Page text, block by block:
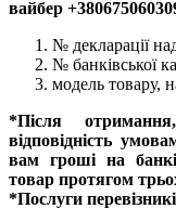
вайбер
№ декларації
№ банківської
модель товару,
*Після
відповідність
вам гроші на
товар протягом
*Послуги